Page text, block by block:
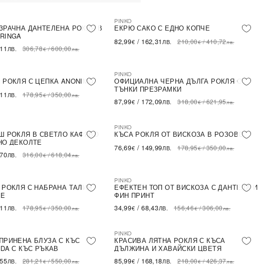
ДАНТЕЛЕНА РОКЛЯ В
ЛВ. 306,78€/600,00лв.
-60% SALE
PINKO
ЕКРЮ САКО С ЕДНО КОПЧЕ
82,99€ / 162,31 ЛВ. 210,00€/410,72лв.
С ЦЕПКА ANONIMO
ЛВ. 178,95€/350,00лв.
-72% SALE
PINKO
ОФИЦИАЛНА ЧЕРНА ДЪЛГА РОКЛЯ С
ТЪНКИ ПРЕЗРАМКИ
87,99€ / 172,09ЛВ. 318,00€/621,95лв.
РОКЛЯ В СВЕТЛО КАФЯВО
ДЕКОЛТЕ
ЛВ. 316,00€/618,04лв.
-57% SALE
PINKO
КЪСА РОКЛЯ ОТ ВИСКОЗА В РОЗОВО
76,69€ / 149,99ЛВ. 178,95€/350,00лв.
С НАБРАНА ТАЛИЯ
ЛВ. 178,95€/350,00лв.
-78% SALE
PINKO
ЕФЕКТЕН ТОП ОТ ВИСКОЗА С ДАНТЕЛА И
ФИН ПРИНТ
34,99€ /68,43ЛВ. 156,46€/306,00лв.
БЛУЗА С КЪС
С КЪС РЪКАВ
ЛВ. 281,21€/550,00лв.
-61% SALE
PINKO
КРАСИВА ЛЯТНА РОКЛЯ С КЪСА
ДЪЛЖИНА И ХАВАЙСКИ ЦВЕТЯ
85,99€ / 168,18ЛВ. 218,00€/426,37лв.